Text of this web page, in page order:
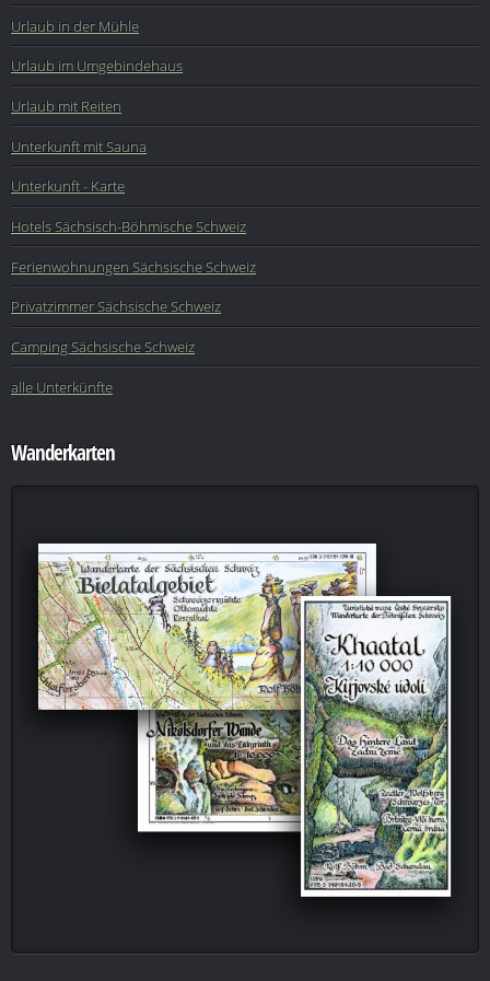
Urlaub in der Mühle
Urlaub im Umgebindehaus
Urlaub mit Reiten
Unterkunft mit Sauna
Unterkunft - Karte
Hotels Sächsisch-Böhmische Schweiz
Ferienwohnungen Sächsische Schweiz
Privatzimmer Sächsische Schweiz
Camping Sächsische Schweiz
alle Unterkünfte
Wanderkarten